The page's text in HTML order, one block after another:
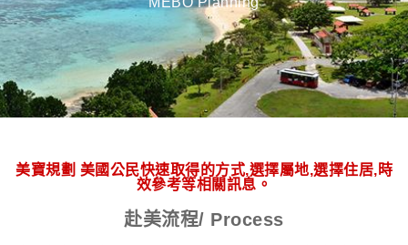
美寶規劃 美國公民快速取得的方式,選擇屬地,選擇住居,時
效參考等相關訊息。
赴美流程/ Process